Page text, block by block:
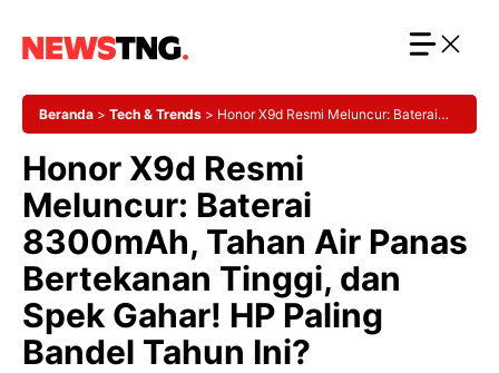
Beranda > Tech & Trends > Honor X9d Resmi Meluncur: Baterai
Paling Bandel Tahun Ini?
Honor X9d Resmi
Meluncur: Baterai
8300mAh, Tahan Air Panas
Bertekanan Tinggi, dan
Spek Gahar! HP Paling
Bandel Tahun Ini?